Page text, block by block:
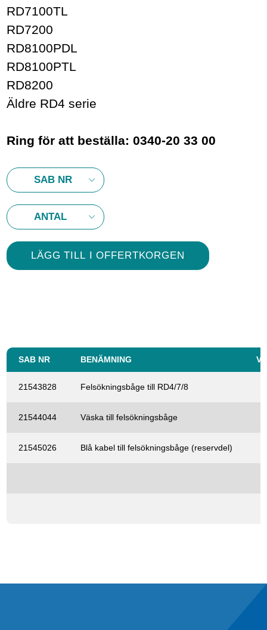
RD7100TL
RD7200
RD8100PDL
RD8100PTL
RD8200
Äldre RD4 serie
Ring för att beställa: 0340-20 33 00
SAB NR BENÄMNING
21543828 Felsökningsbåge till RD4/7/8
21544044 Väska till felsökningsbåge
21545026 Blå kabel till felsökningsbåge (reservdel)